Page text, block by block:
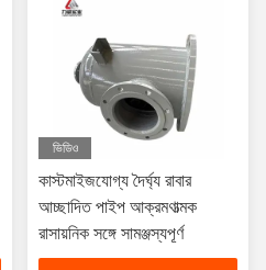
ভিডিও
কাস্টমাইজযোগ্য দৈর্ঘ্য রাবার
আচ্ছাদিত পাইপ আক্রমণাত্মক
রাসায়নিক সঙ্গে সামঞ্জস্যপূর্ণ